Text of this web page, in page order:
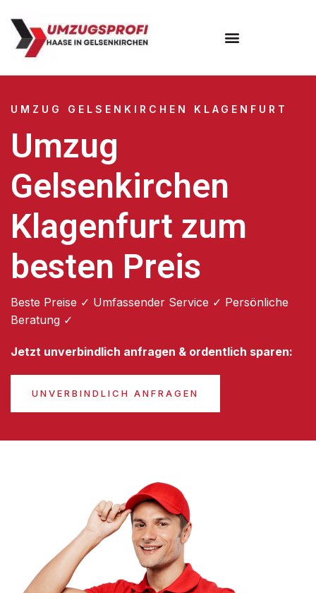
UMZUG GELSENKIRCHEN KLAGENFURT
Umzug
Gelsenkirchen
Klagenfurt zum
besten Preis
Beste Preise ✓ Umfassender Service ✓ Persönliche
Beratung ✓
Jetzt unverbindlich anfragen & ordentlich sparen:
UNVERBINDLICH ANFRAGEN